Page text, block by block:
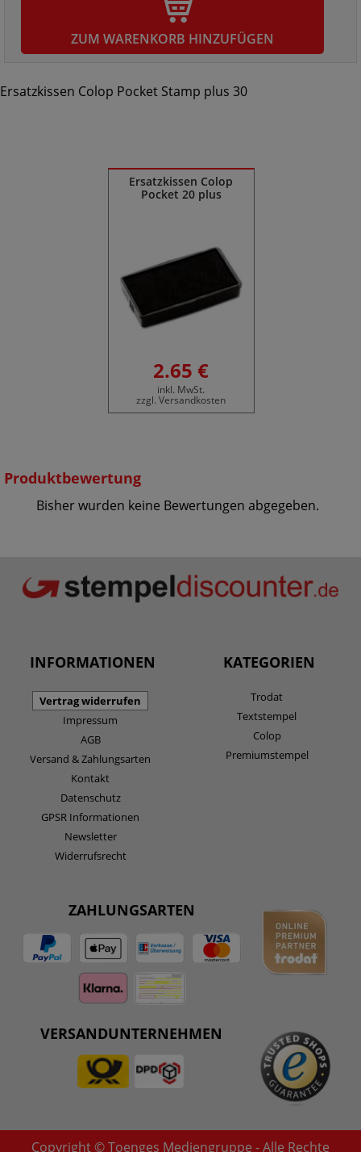
ZUM WARENKORB HINZUFÜGEN
Ersatzkissen Colop Pocket Stamp plus 30
Ersatzkissen Colop
Pocket 20 plus
2.65 €
inkl. MwSt.
zzgl. Versandkosten
Produktbewertung
Bisher wurden keine Bewertungen abgegeben.
INFORMATIONEN
Vertrag widerrufen
Impressum
AGB
Versand & Zahlungsarten
Kontakt
Datenschutz
GPSR Informationen
Newsletter
Widerrufsrecht
KATEGORIEN
Trodat
Textstempel
Colop
Premiumstempel
ZAHLUNGSARTEN
VERSANDUNTERNEHMEN
Copyright © Toenges Mediengruppe - Alle Rechte